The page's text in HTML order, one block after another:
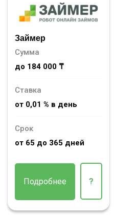
Займер
Сумма
до 184 000 ₸
Ставка
от 0,01 % в день
Срок
от 65 до 365 дней
Подробнее ?